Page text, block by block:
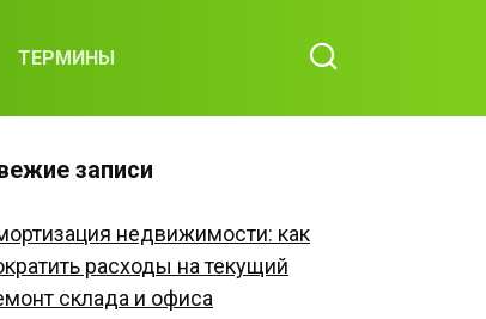
ТЕРМИНЫ
записи
недвижимости: как
расходы на текущий
склада и офиса